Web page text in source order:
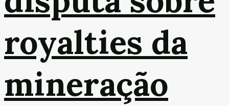
royalties da
mineração